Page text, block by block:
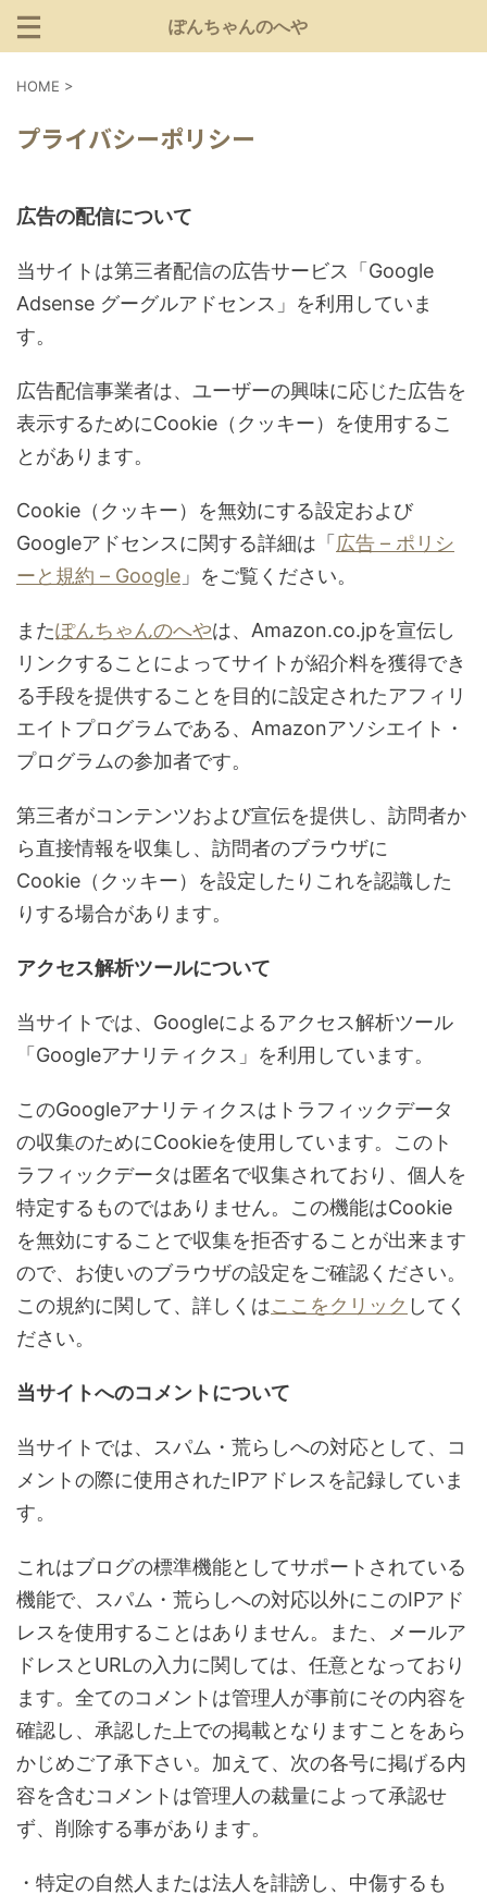
ぽんちゃんのへや
HOME >
プライバシーポリシー
広告の配信について
当サイトは第三者配信の広告サービス「Google
Adsense グーグルアドセンス」を利用していま
す。
広告配信事業者は、ユーザーの興味に応じた広告を
表示するためにCookie（クッキー）を使用するこ
とがあります。
Cookie（クッキー）を無効にする設定および
Googleアドセンスに関する詳細は「 広告 – ポリシ
ーと規約 – Google 」をご覧ください。
またぽんちゃんのへやは、Amazon.co.jpを宣伝し
リンクすることによってサイトが紹介料を獲得でき
る手段を提供することを目的に設定されたアフィリ
エイトプログラムである、Amazonアソシエイト・
プログラムの参加者です。
第三者がコンテンツおよび宣伝を提供し、訪問者か
ら直接情報を収集し、訪問者のブラウザに
Cookie（クッキー）を設定したりこれを認識した
りする場合があります。
アクセス解析ツールについて
当サイトでは、Googleによるアクセス解析ツール
「Googleアナリティクス」を利用しています。
このGoogleアナリティクスはトラフィックデータ
の収集のためにCookieを使用しています。このト
ラフィックデータは匿名で収集されており、個人を
特定するものではありません。この機能はCookie
を無効にすることで収集を拒否することが出来ます
ので、お使いのブラウザの設定をご確認ください。
この規約に関して、詳しくはここをクリック してく
ださい。
当サイトへのコメントについて
当サイトでは、スパム・荒らしへの対応として、コ
メントの際に使用されたIPアドレスを記録していま
す。
これはブログの標準機能としてサポートされている
機能で、スパム・荒らしへの対応以外にこのIPアド
レスを使用することはありません。また、メールア
ドレスとURLの入力に関しては、任意となっており
ます。全てのコメントは管理人が事前にその内容を
確認し、承認した上での掲載となりますことをあら
かじめご了承下さい。加えて、次の各号に掲げる内
容を含むコメントは管理人の裁量によって承認せ
ず、削除する事があります。
・特定の自然人または法人を誹謗し、中傷するも